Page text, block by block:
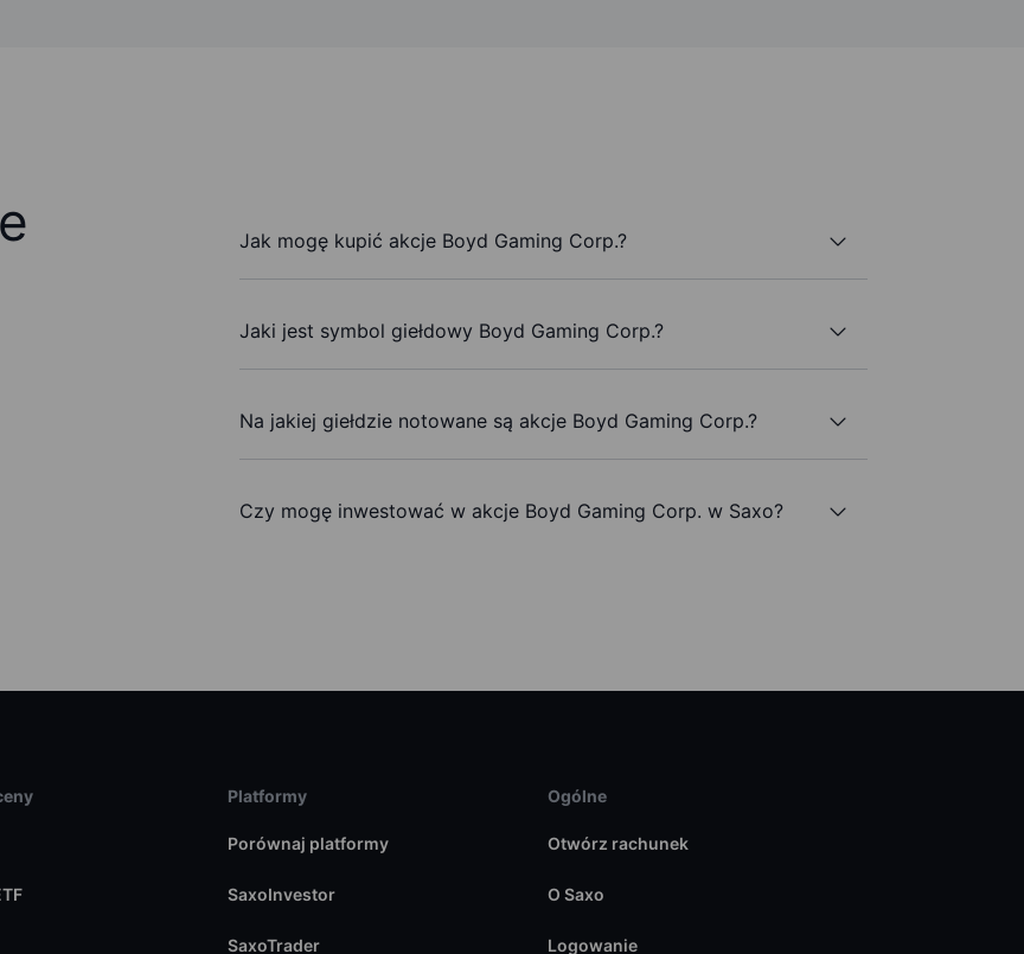
Jak mogę kupić akcje Boyd Gaming Corp.?
Jaki jest symbol giełdowy Boyd Gaming Corp.?
Na jakiej giełdzie notowane są akcje Boyd Gaming Corp.?
Czy mogę inwestować w akcje Boyd Gaming Corp. w Saxo?
Platformy
Porównaj platformy
SaxoInvestor
SaxoTrader
Ogólne
Otwórz rachunek
O Saxo
Logowanie